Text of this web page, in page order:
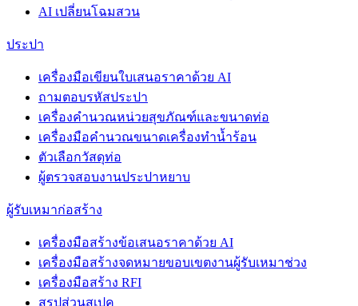
AI เปลี่ยนโฉมสวน
ประปา
เครื่องมือเขียนใบเสนอราคาด้วย AI
ถามตอบรหัสประปา
เครื่องคำนวณหน่วยสุขภัณฑ์และขนาดท่อ
เครื่องมือคำนวณขนาดเครื่องทำน้ำร้อน
ตัวเลือกวัสดุท่อ
ผู้ตรวจสอบงานประปาหยาบ
ผู้รับเหมาก่อสร้าง
เครื่องมือสร้างข้อเสนอราคาด้วย AI
เครื่องมือสร้างจดหมายขอบเขตงานผู้รับเหมาช่วง
เครื่องมือสร้าง RFI
สรุปส่วนสเปค